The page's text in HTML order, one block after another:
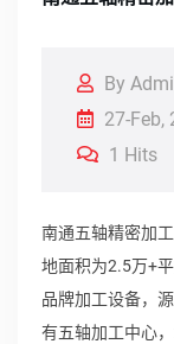
By
27-Feb,
1 Hits
南通五轴精密加
地面积为2.5万+
品牌加工设备，
有五轴加工中心